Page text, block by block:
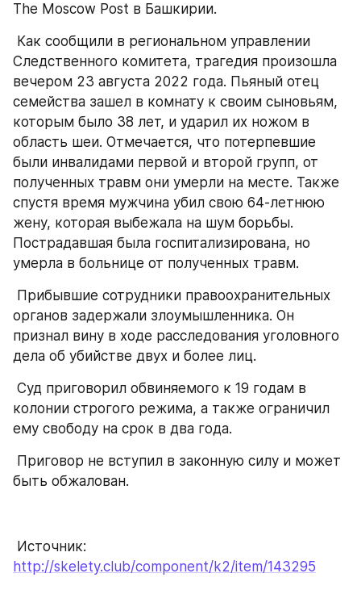
The Moscow Post в Башкирии.
Следственного комитета, трагедия произошла
вечером 23 августа 2022 года. Пьяный отец
семейства зашел в комнату к своим сыновьям,
которым было 38 лет, и ударил их ножом в
область шеи. Отмечается, что потерпевшие
были инвалидами первой и второй групп, от
полученных травм они умерли на месте. Также
спустя время мужчина убил свою 64-летнюю
жену, которая выбежала на шум борьбы.
Пострадавшая была госпитализирована, но
умерла в больнице от полученных травм.
органов задержали злоумышленника. Он
признал вину в ходе расследования уголовного
дела об убийстве двух и более лиц.
колонии строгого режима, а также ограничил
ему свободу на срок в два года.
быть обжалован.
http://skelety.club/component/k2/item/143295